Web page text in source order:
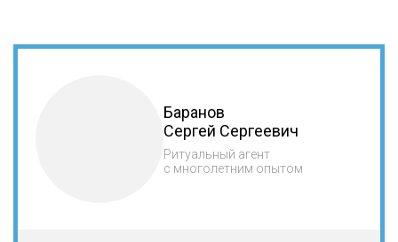
Баранов
Сергей Сергеевич
Ритуальный агент
с многолетним опытом